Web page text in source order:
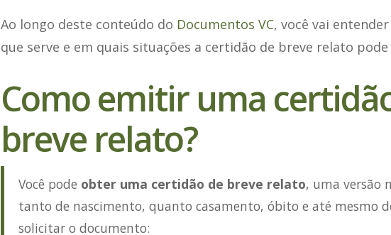
Ao longo deste conteúdo do Documentos VC, você vai
que serve e em quais situações a certidão de breve relato
Como emitir uma
breve relato?
Você pode obter uma certidão de breve relato, uma versão
tanto de nascimento, quanto casamento, óbito e até mesmo
solicitar o documento: